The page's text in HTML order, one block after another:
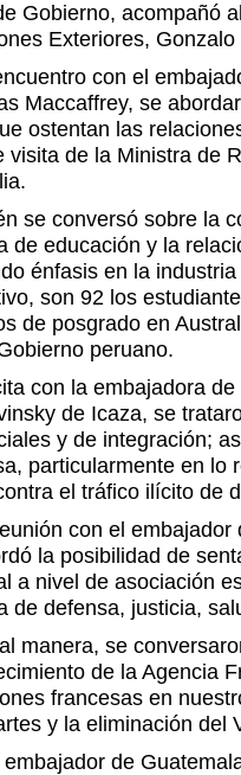
Gobierno, acompañó
Exteriores,
con el
Maccaffrey, se
ostentan las
visita de la Ministra de
se conversó sobre la
de educación y la
énfasis en la
son 92 los
de posgrado en
peruano.
con la embajadora
de Icaza, se
y de integración;
particularmente en lo
el tráfico ilícito de
con el
la posibilidad de
a nivel de asociación
de defensa, justicia,
manera, se
de la Agencia
francesas en
y la eliminación del
embajador de